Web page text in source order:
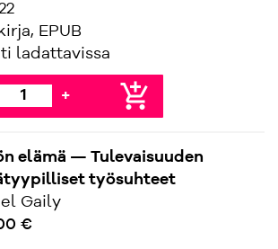
EPUB
ladattavissa
+ add_shopping_cart
elämä — Tulevaisuuden
työsuhteet
Gaily
€